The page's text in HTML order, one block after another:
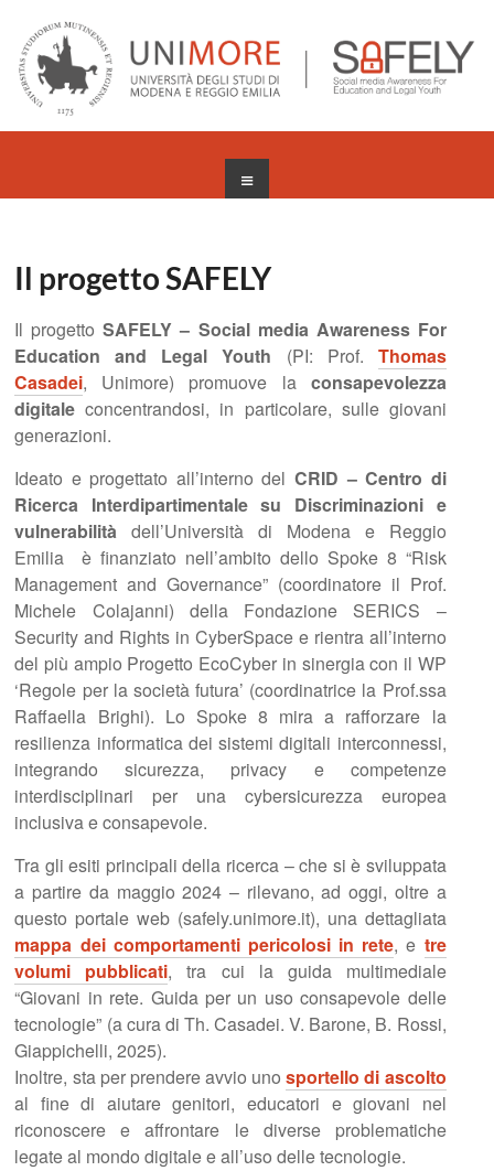
contenuto
Menu
Il progetto SAFELY
Il progettoSAFELY – Social media Awareness For
Education and Legal Youth (PI: Prof. Thomas
Casadei, Unimore) promuove la consapevolezza
digitale concentrandosi, in particolare, sulle giovani
generazioni.
Ideato e progettato all’interno delCRID – Centro di
Ricerca Interdipartimentale su Discriminazioni e
vulnerabilitàdell’Università di Modena e Reggio
Emilia è finanziato nell’ambito dello Spoke 8 “Risk
Management and Governance” (coordinatore il Prof.
Michele Colajanni) della Fondazione SERICS –
Security and Rights in CyberSpace e rientra all’interno
del più ampio Progetto EcoCyber in sinergia con il WP
‘Regole per la società futura’ (coordinatrice la Prof.ssa
Raffaella Brighi). Lo Spoke 8 mira a rafforzare la
resilienza informatica dei sistemi digitali interconnessi,
integrando sicurezza, privacy e competenze
interdisciplinari per una cybersicurezza europea
inclusiva e consapevole.
Tra gli esiti principali della ricerca – che si è sviluppata
a partire da maggio 2024 – rilevano, ad oggi, oltre a
questo portale web (safely.unimore.it), una dettagliata
mappa dei comportamenti pericolosi in rete, e tre
volumi pubblicati, tra cui la guida multimediale
“Giovani in rete. Guida per un uso consapevole delle
tecnologie” (a cura di Th. Casadei. V. Barone, B. Rossi,
Giappichelli, 2025).
Inoltre, sta per prendere avvio unosportello di ascolto
al fine di aiutare genitori, educatori e giovani nel
riconoscere e affrontare le diverse problematiche
legate al mondo digitale e all’uso delle tecnologie.